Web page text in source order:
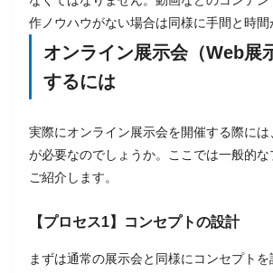
作ノウハウがない場合は同様に手間と時間
オンライン展示会（Web展
するには
実際にオンライン展示会を開催する際に
が必要なのでしょうか。ここでは一般的
ご紹介します。
【プロセス1】コンセプトの設計
まずは通常の展示会と同様にコンセプト